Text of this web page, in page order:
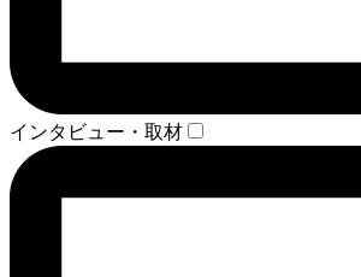
インタビュー・取材